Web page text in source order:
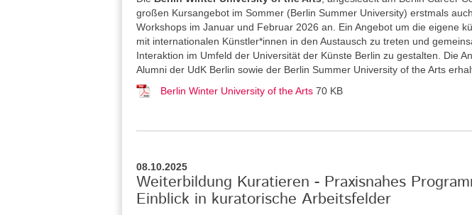
großen Kursangebot im Sommer (Berlin Summer University) erstmals
Workshops im Januar und Februar 2026 an. Ein Angebot um die eigene
mit internationalen Künstler*innen in den Austausch zu treten und
Interaktion im Umfeld der Universität der Künste Berlin zu gestalten. Die
Alumni der UdK Berlin sowie der Berlin Summer University of the Arts
Berlin Winter University of the Arts 70 KB
08.10.2025
Weiterbildung Kuratieren - Praxisnahes
Einblick in kuratorische Arbeitsfelder